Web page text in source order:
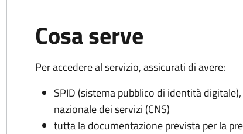
Cosa serve
Per accedere al servizio, assicurati di avere:
SPID (sistema pubblico di identità
nazionale dei servizi (CNS)
tutta la documentazione prevista per la